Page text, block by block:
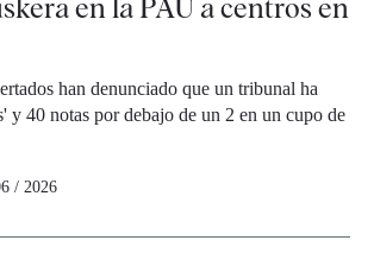
en la PAU a centros en
han denunciado que un tribunal ha
y 40 notas por debajo de un 2 en un cupo de
/ 2026